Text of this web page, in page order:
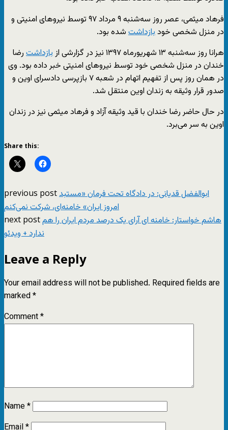
فرهاد میثمی، عصر روز سه‌شنبه ۹ مرداد ۹۷ توسط نیروهای امنیتی و
در منزل شخصی خودبازداشت شده بود.
هرانا روز سه‌شنبه ۱۳ شهریورماه ۱۳۹۷ نیز در گزارشی از
بازداشت رضا
خندان در منزل شخصی خود توسط نیروهای امنیتی خبر داده بود. وی
در همان روز پس از تفهیم اتهام در شعبه ۷ بازپرسی دادسرای اوین و
صدور قرار وثیقه به زندان اوین منتقل شد.
در حال حاضر رضا خندان با قید وثیقه آزاد و فرهاد میثمی نیز در زندان
اوین به سر می‌برد.
Share this:
previous postابوالفضل قدیانی: در دادگاه تحت فرمان «مستبد
امروز ایران» خامنه‌ای، شرکت نمی‌کنم
next postهاشم خواستار: خامنه ای آرای یک درصد مردم ایران را هم
ندارد + ویدئو
Leave a Reply
Your email address will not be published. Required fields are
marked*
Comment*
Name*